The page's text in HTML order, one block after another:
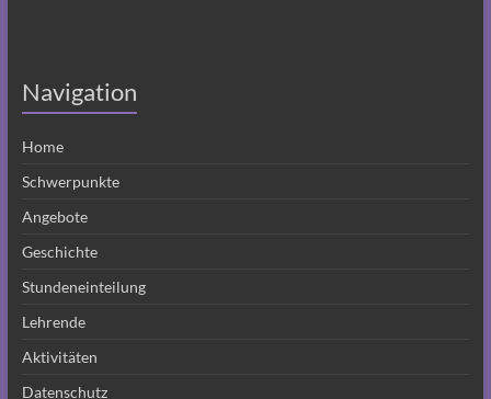
Navigation
Home
Schwerpunkte
Angebote
Geschichte
Stundeneinteilung
Lehrende
Aktivitäten
Datenschutz